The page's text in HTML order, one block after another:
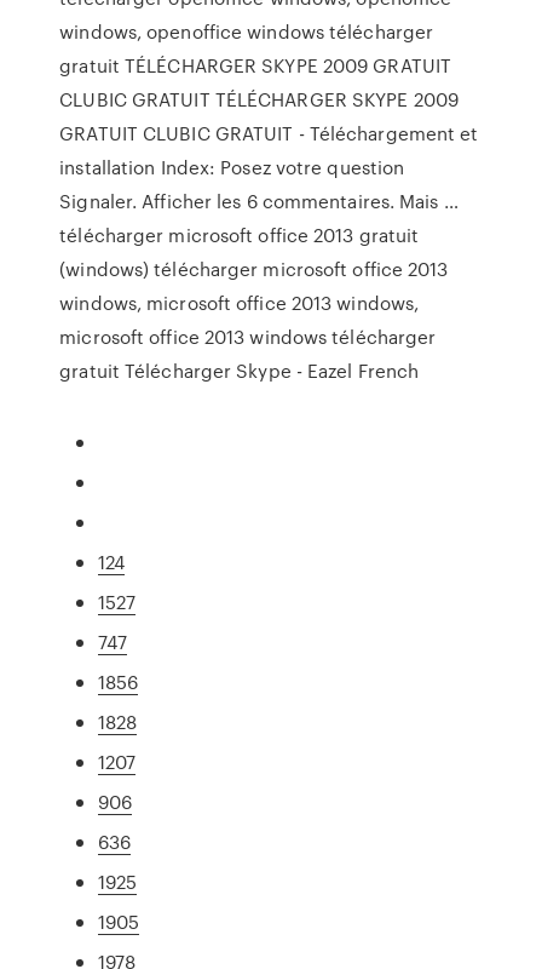
windows, openoffice windows télécharger
gratuit TÉLÉCHARGER SKYPE 2009 GRATUIT
CLUBIC GRATUIT TÉLÉCHARGER SKYPE 2009
GRATUIT CLUBIC GRATUIT - Téléchargement et
installation Index: Posez votre question
Signaler. Afficher les 6 commentaires. Mais …
télécharger microsoft office 2013 gratuit
(windows) télécharger microsoft office 2013
windows, microsoft office 2013 windows,
microsoft office 2013 windows télécharger
gratuit Télécharger Skype - Eazel French
124
1527
747
1856
1828
1207
906
636
1925
1905
1978